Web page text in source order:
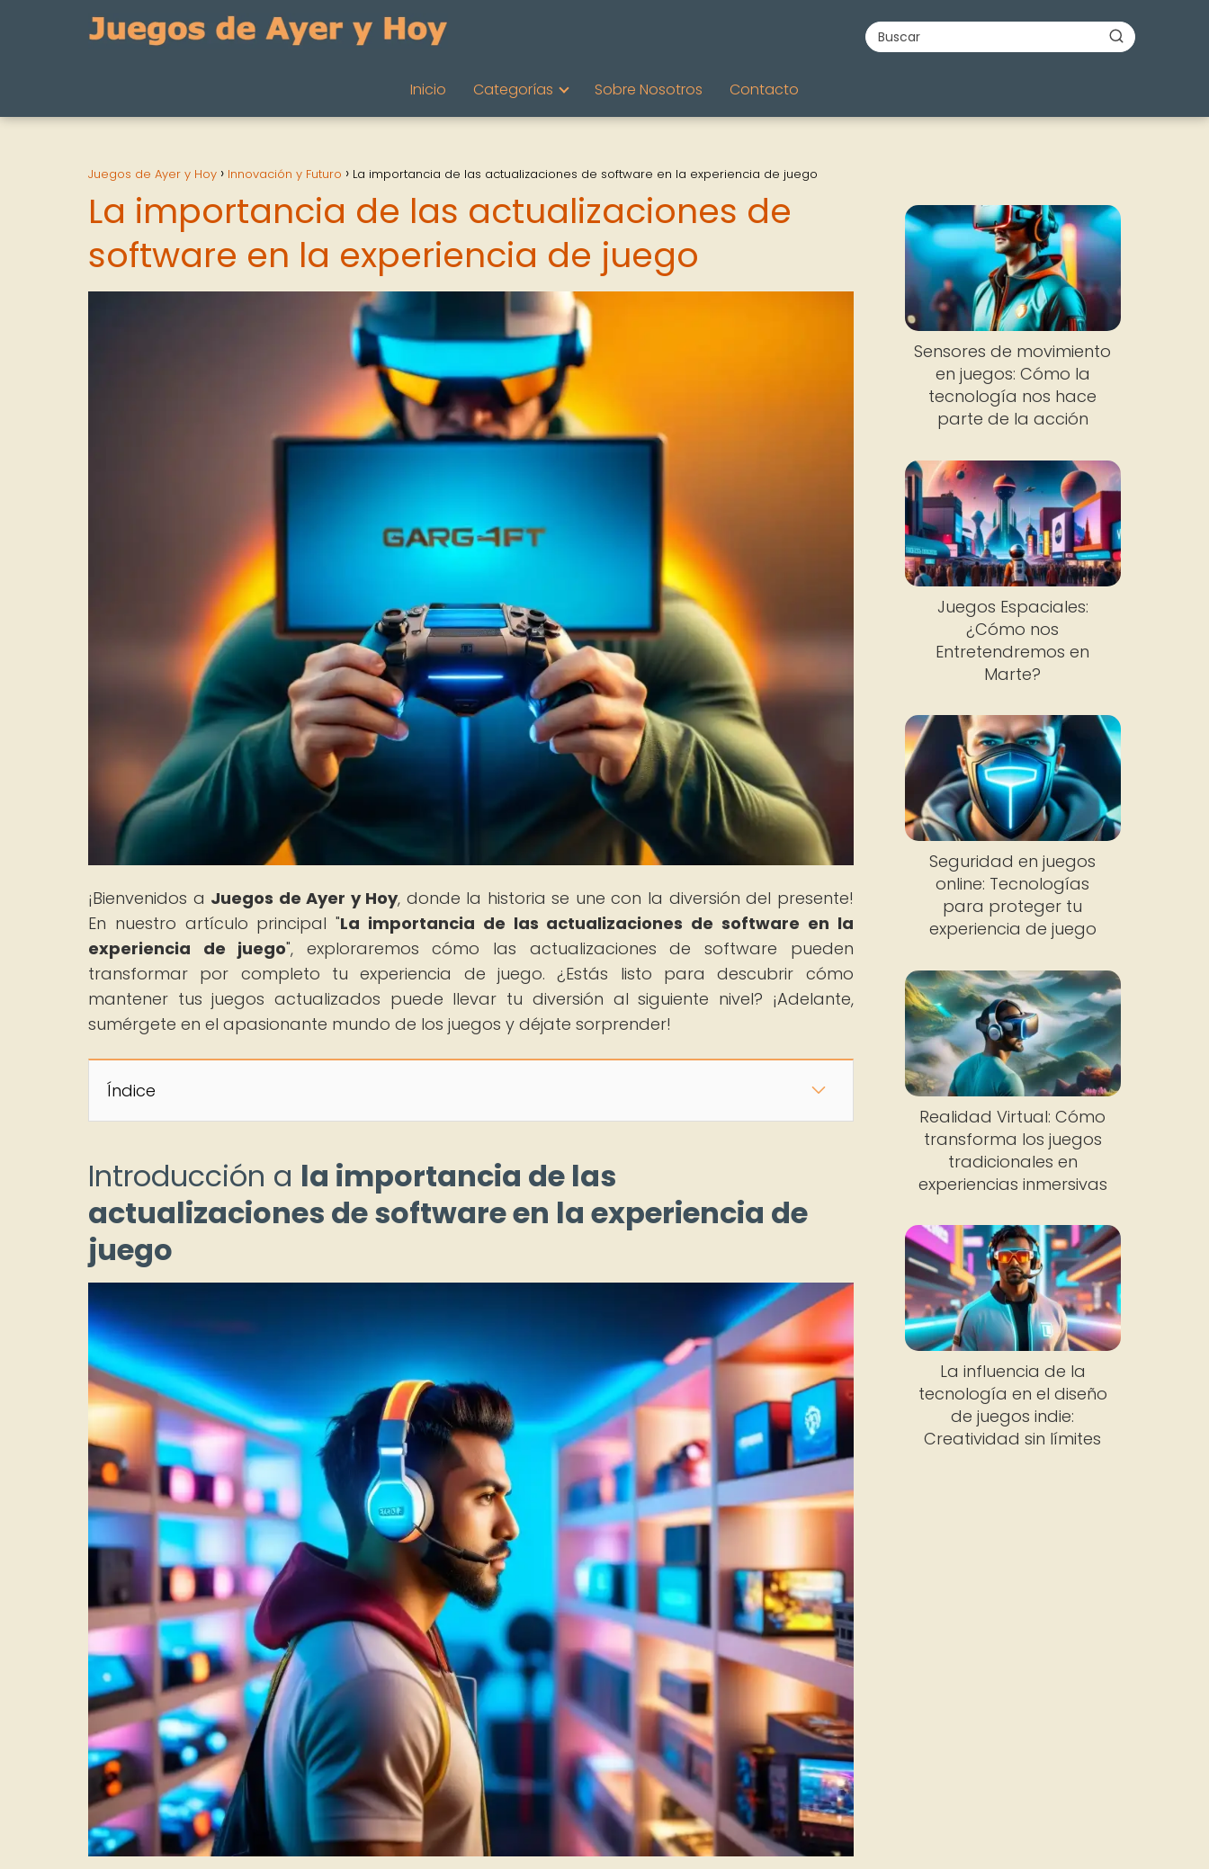
Inicio Categorías Sobre Nosotros Contacto
Juegos de Ayer y Hoy Innovación y Futuro La importancia de las actualizaciones de software en la experiencia de juego
La importancia de las actualizaciones de
software en la experiencia de juego
¡Bienvenidos a Juegos de Ayer y Hoy, donde la historia se une con la diversión del presente!
En nuestro artículo principal "La importancia de las actualizaciones de software en la
experiencia de juego", exploraremos cómo las actualizaciones de software pueden
transformar por completo tu experiencia de juego. ¿Estás listo para descubrir cómo
mantener tus juegos actualizados puede llevar tu diversión al siguiente nivel? ¡Adelante,
sumérgete en el apasionante mundo de los juegos y déjate sorprender!
Índice
Introducción a la importancia de las
actualizaciones de software en la experiencia de
juego
Sensores de movimiento
en juegos: Cómo la
tecnología nos hace
parte de la acción
Juegos Espaciales:
¿Cómo nos
Entretendremos en
Marte?
Seguridad en juegos
online: Tecnologías
para proteger tu
experiencia de juego
Realidad Virtual: Cómo
transforma los juegos
tradicionales en
experiencias inmersivas
La influencia de la
tecnología en el diseño
de juegos indie:
Creatividad sin límites